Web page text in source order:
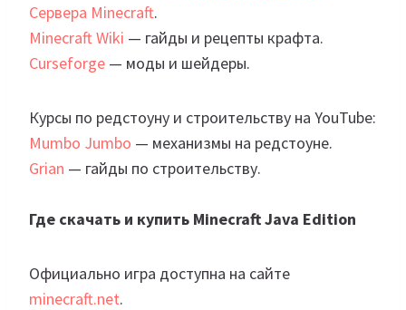
Сервера Minecraft.
MinecraftWiki — гайды и рецепты крафта.
Curseforge — моды и шейдеры.
Курсы по редстоуну и строительству на YouTube:
Mumbo Jumbo — механизмы на редстоуне.
Grian — гайды по строительству.
Где скачать и купить Minecraft Java Edition
Официально игра доступна на сайте
minecraft.net.